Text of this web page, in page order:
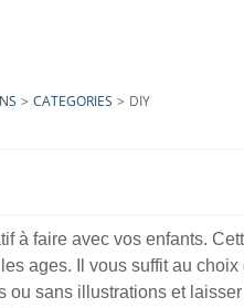
> CATEGORIES > DIY
à faire avec vos enfants.
ages. Il vous suffit au choix
ou sans illustrations et laisser